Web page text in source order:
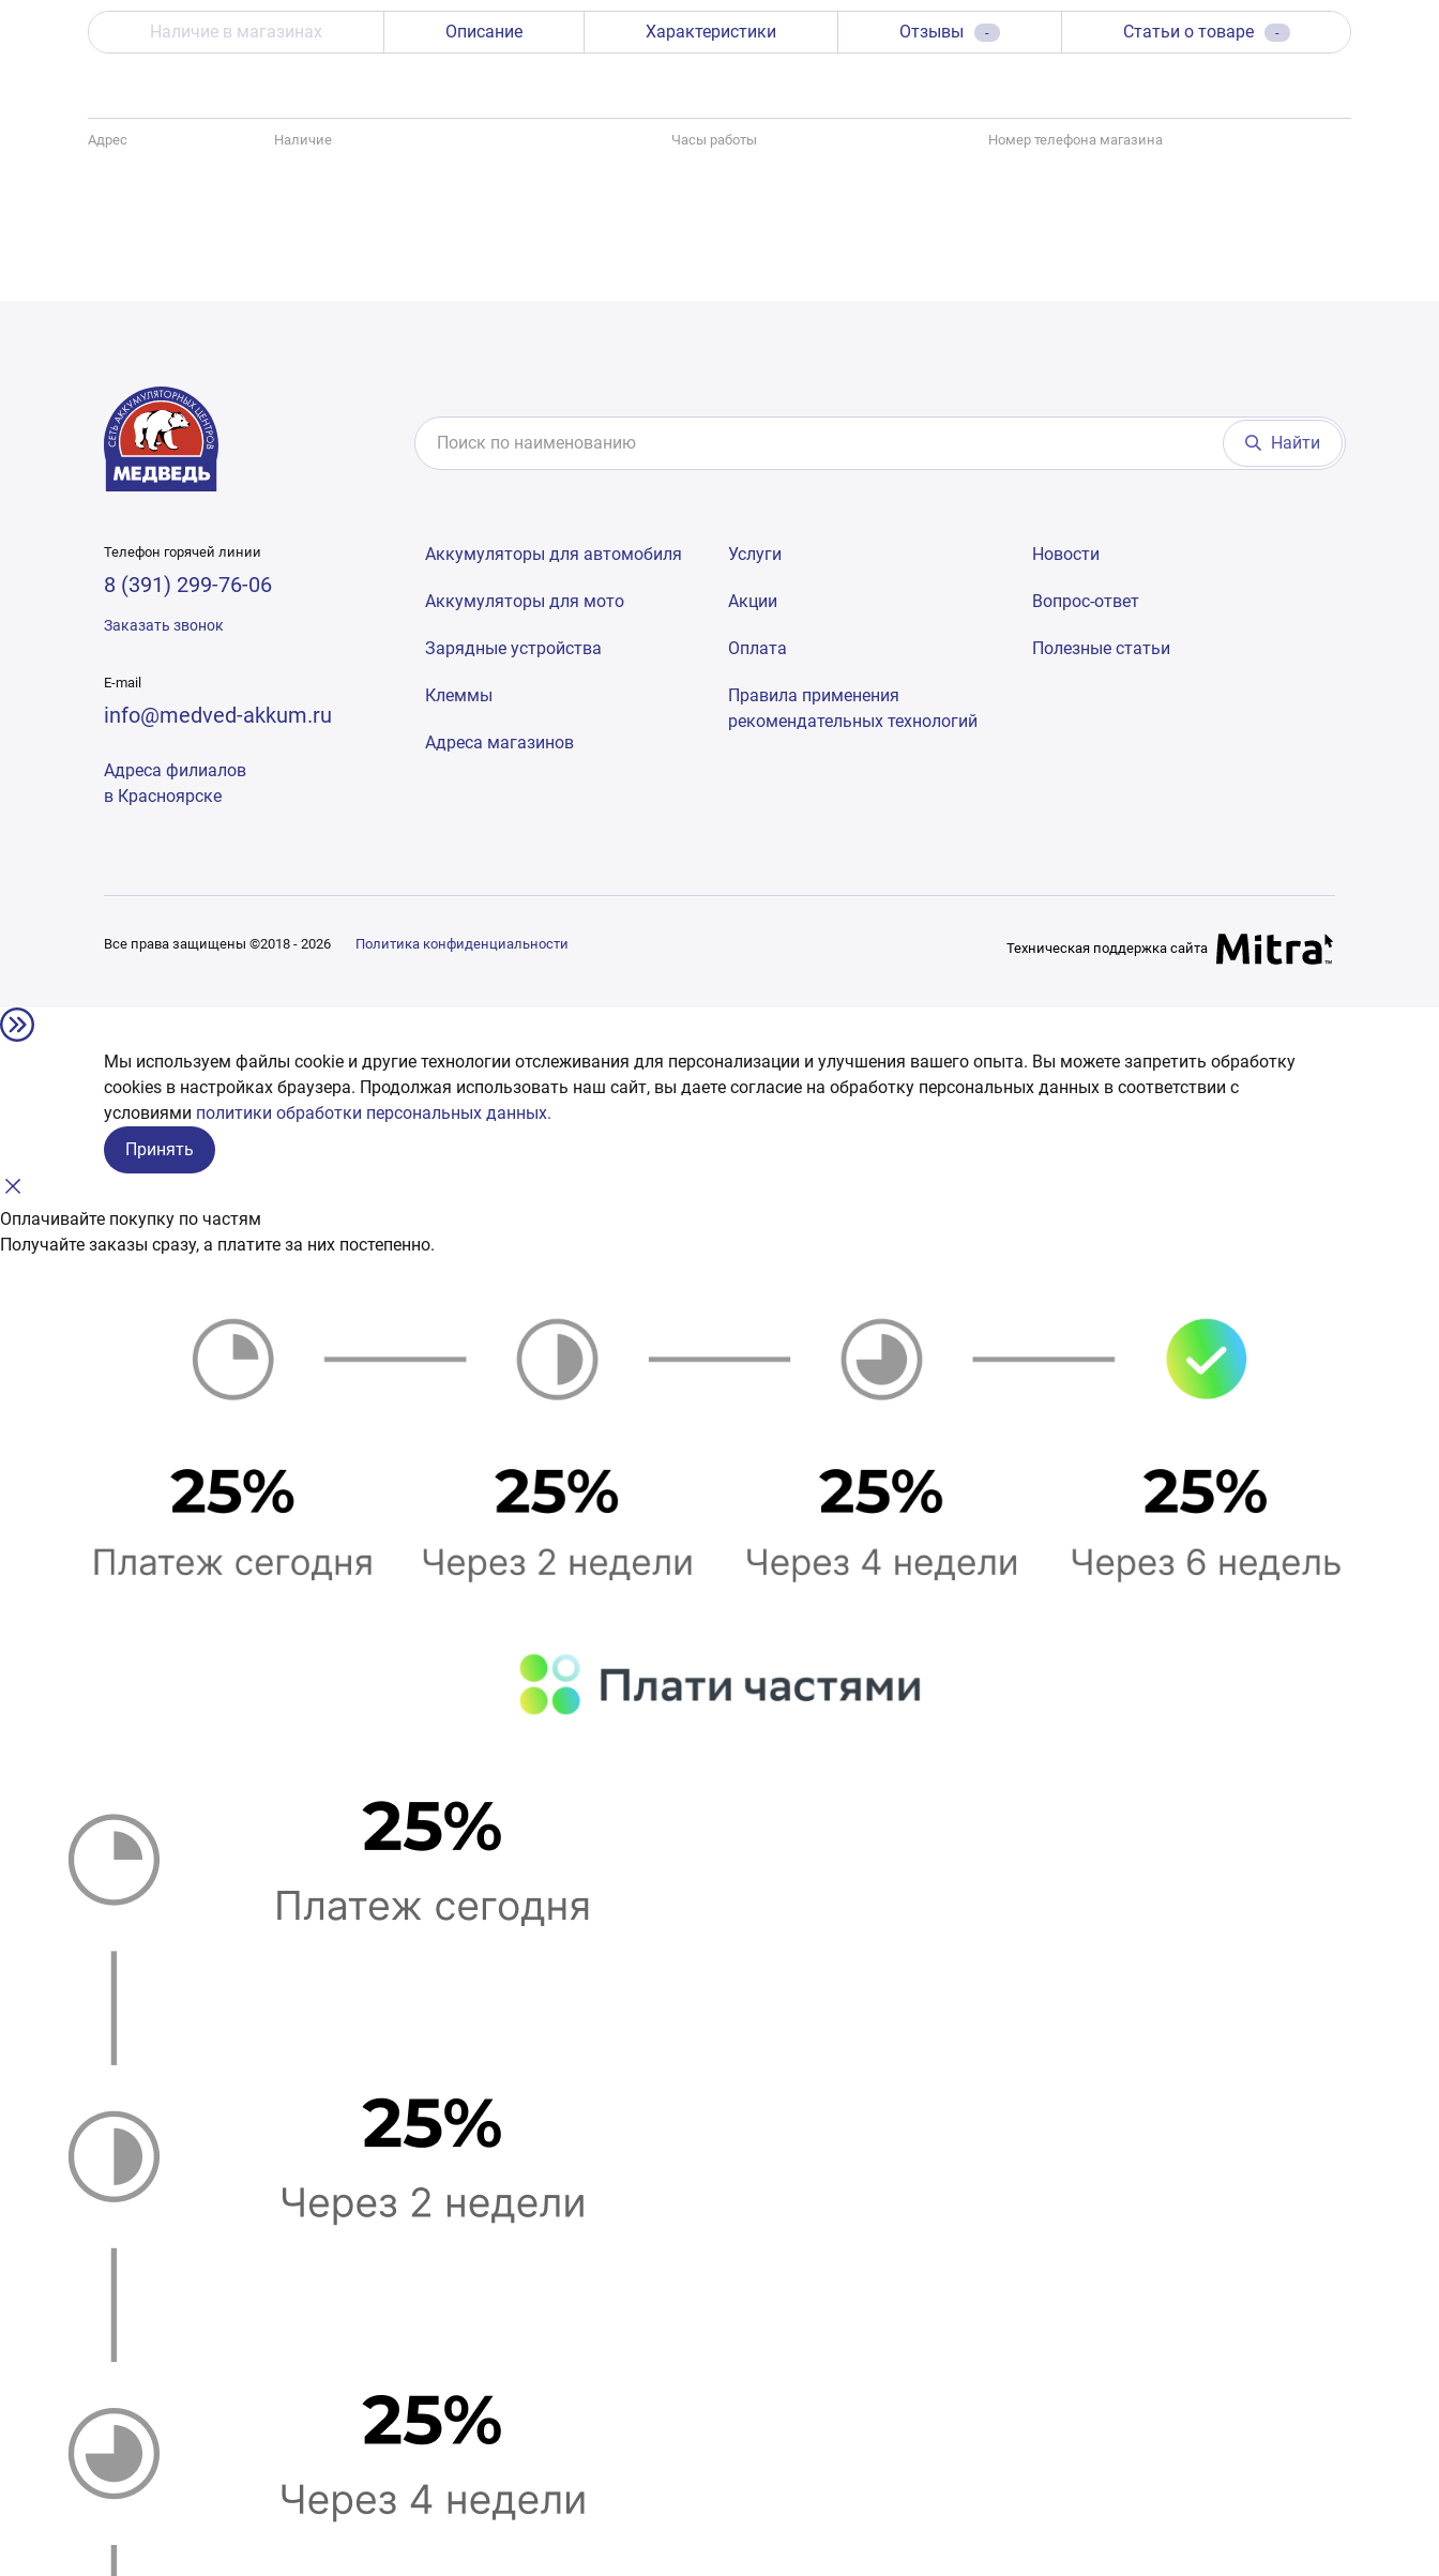
Наличие в магазинах Описание Характеристики Отзывы - Статьи о товаре -
Адрес Наличие Часы работы Номер телефона магазина
Найти
Телефон горячей линии
8 (391) 299-76-06
Заказать звонок
E-mail
info@medved-akkum.ru
Адреса филиалов
в Красноярске
Аккумуляторы для автомобиля
Аккумуляторы для мото
Зарядные устройства
Клеммы
Адреса магазинов
Услуги
Акции
Оплата
Правила применения
рекомендательных технологий
Новости
Вопрос-ответ
Полезные статьи
Все права защищены ©2018 - 2026 Политика конфиденциальности Техническая поддержка сайта
Мы используем файлы cookie и другие технологии отслеживания для персонализации и улучшения вашего опыта. Вы можете запретить обработку
сookies в настройках браузера. Продолжая использовать наш сайт, вы даете согласие на обработку персональных данных в соответствии с
условиями политики обработки персональных данных.
Принять
Оплачивайте покупку по частям
Получайте заказы сразу, а платите за них постепенно.